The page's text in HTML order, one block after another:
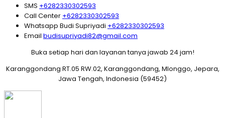
SMS +6282330302593
Call Center +6282330302593
Whatsapp Budi Supriyadi +6282330302593
Email budisupriyadi82@gmail.com
Buka setiap hari dan layanan tanya jawab 24 jam!
Karanggondang RT.05 RW.02, Karanggondang, Mlonggo, Jepara,
Jawa Tengah, Indonesia (59452)